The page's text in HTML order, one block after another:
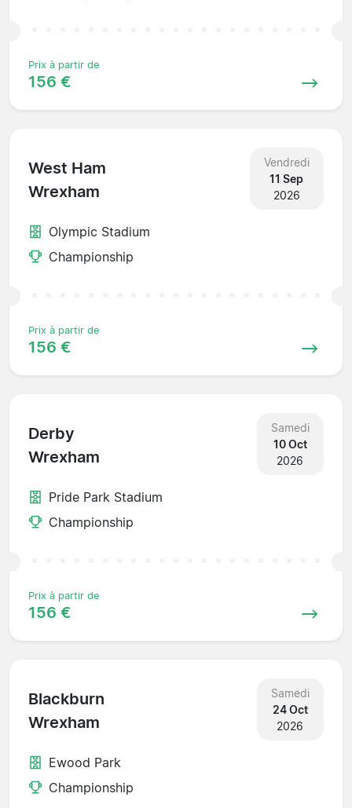
Prix à partir de
156 €
West Ham
Wrexham
Vendredi
11 Sep
2026
Olympic Stadium
Championship
Prix à partir de
156 €
Derby
Wrexham
Samedi
10 Oct
2026
Pride Park Stadium
Championship
Prix à partir de
156 €
Blackburn
Wrexham
Samedi
24 Oct
2026
Ewood Park
Championship